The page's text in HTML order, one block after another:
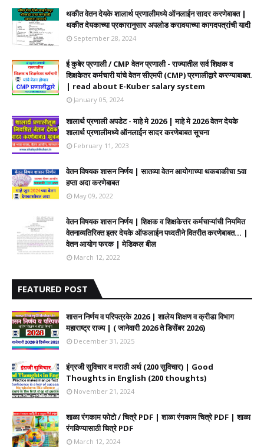
थकीत वेतन देयके शालार्थ प्रणालीमध्ये ऑनलाईन सादर करणेबाबत |
थकीत देयकाच्या प्रकारानुसार अपलोड करावयाच्या कागदपत्रांची यादी
September 28, 2024
ई कुबेर प्रणाली / CMP वेतन प्रणाली - राज्यातील सर्व शिक्षक व
शिक्षकेतर कर्मचारी यांचे वेतन सीएमपी (CMP) प्रणालीद्वारे करण्याबाबत.
| read about E-Kuber salary system
January 05, 2024
शालार्थ प्रणाली अपडेट - माहे मे 2026 | माहे मे 2026 वेतन देयके
शालार्थ प्रणालीमध्ये ऑनलाईन सादर करणेबाबत सूचना
February 11, 2023
वेतन विषयक शासन निर्णय | सातव्या वेतन आयोगाच्या थकबाकीचा 5वा
हप्ता अदा करणेबाबत
May 09, 2022
वेतन विषयक शासन निर्णय | शिक्षक व शिक्षकेत्तर कर्मचाऱ्यांची नियमित
वेतनाव्यतिरिक्त इतर देयके ऑफलाईन पध्दतीने वितरीत करणेबाबत... |
वेतन आयोग फरक | मेडिकल बील
March 12, 2022
FEATURED POST
शासन निर्णय व परिपत्रके 2026 | शालेय शिक्षण व क्रीडा विभाग
महाराष्ट्र राज्य | ( जानेवारी 2026 ते डिसेंबर 2026)
December 31, 2025
इंग्रजी सुविचार व मराठी अर्थ (200 सुविचार) | Good
Thoughts in English (200 thoughts)
November 21, 2024
शाळा रंगकाम फोटो / चित्रे PDF | शाळा रंगकाम चित्रे PDF | शाळा
रंगविण्यासाठी चित्रे PDF
March 12, 2024